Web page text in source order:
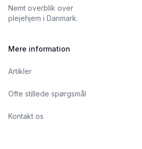
Nemt overblik over
plejehjem i Danmark.
Mere information
Artikler
Ofte stillede spørgsmål
Kontakt os